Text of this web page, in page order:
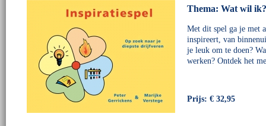
Thema: Wat wil ik?
Met dit spel ga je met
inspireert, van
je leuk om te doen?
werken? Ontdek het
Prijs: € 32,95